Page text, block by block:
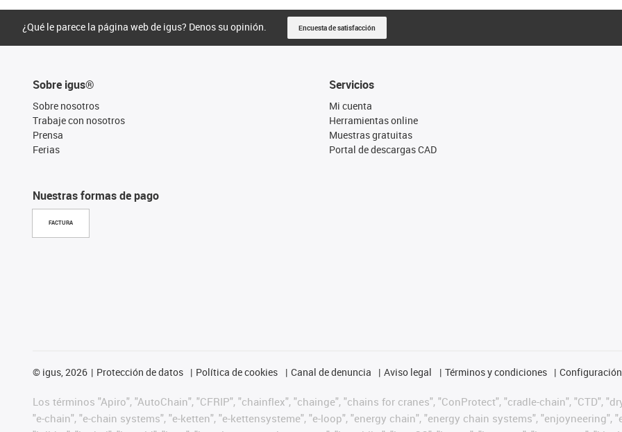
¿Qué le parece la página web de igus? Denos su opinión. Encuesta de satisfacción
Sobre igus®
Sobre nosotros
Trabaje con nosotros
Prensa
Ferias
Nuestras formas de pago
FACTURA
Servicios
Mi cuenta
Herramientas online
Muestras gratuitas
Portal de descargas CAD
© igus, 2026 Protección de datos Política de cookies Canal de denuncia Aviso legal Términos y condiciones
Los términos "Apiro", "AutoChain", "CFRIP", "chainflex", "chainge", "chains for cranes", "ConProtect", "cradle-chain", "CTD",
"e-chain", "e-chain systems", "e-ketten", "e-kettensysteme", "e-loop", "energy chain", "energy chain systems", "enjoyneering",